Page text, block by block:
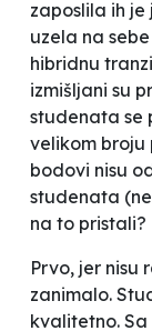
zaposlila ih je
uzela na
hibridnu
izmišljani su
studenata se
velikom broju
bodovi nisu
studenata
na to pristali?
Prvo, jer nisu
zanimalo.
kvalitetno. Sa